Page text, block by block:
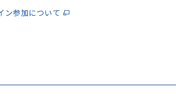
ン参加について